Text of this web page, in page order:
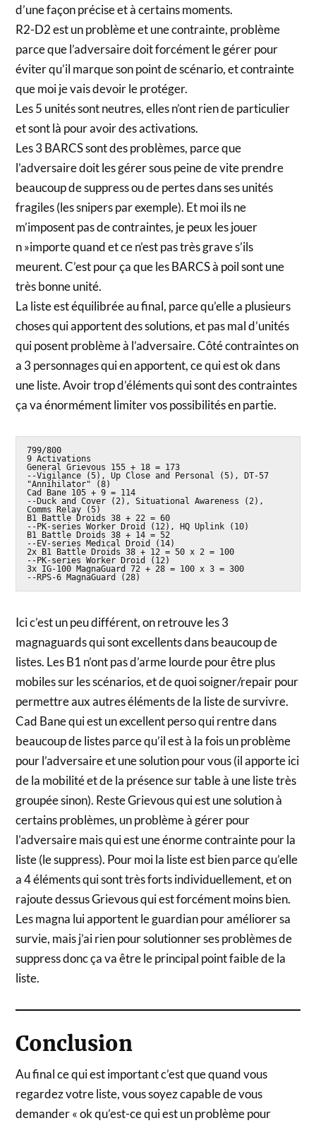
d’une façon précise et à certains moments.
R2-D2 est un problème et une contrainte, problème
parce que l’adversaire doit forcément le gérer pour
éviter qu’il marque son point de scénario, et contrainte
que moi je vais devoir le protéger.
Les 5 unités sont neutres, elles n’ont rien de particulier
et sont là pour avoir des activations.
Les 3 BARCS sont des problèmes, parce que
l’adversaire doit les gérer sous peine de vite prendre
beaucoup de suppress ou de pertes dans ses unités
fragiles (les snipers par exemple). Et moi ils ne
m’imposent pas de contraintes, je peux les jouer
n »importe quand et ce n’est pas très grave s’ils
meurent. C’est pour ça que les BARCS à poil sont une
très bonne unité.
La liste est équilibrée au final, parce qu’elle a plusieurs
choses qui apportent des solutions, et pas mal d’unités
qui posent problème à l’adversaire. Côté contraintes on
a 3 personnages qui en apportent, ce qui est ok dans
une liste. Avoir trop d’éléments qui sont des contraintes
ça va énormément limiter vos possibilités en partie.
799/800
9 Activations
General Grievous 155 + 18 = 173
--Vigilance (5), Up Close and Personal (5), DT-57
"Annihilator" (8)
Cad Bane 105 + 9 = 114
--Duck and Cover (2), Situational Awareness (2),
Comms Relay (5)
B1 Battle Droids 38 + 22 = 60
--PK-series Worker Droid (12), HQ Uplink (10)
B1 Battle Droids 38 + 14 = 52
--EV-series Medical Droid (14)
2x B1 Battle Droids 38 + 12 = 50 x 2 = 100
--PK-series Worker Droid (12)
3x IG-100 MagnaGuard 72 + 28 = 100 x 3 = 300
--RPS-6 MagnaGuard (28)
Ici c’est un peu différent, on retrouve les 3
magnaguards qui sont excellents dans beaucoup de
listes. Les B1 n’ont pas d’arme lourde pour être plus
mobiles sur les scénarios, et de quoi soigner/repair pour
permettre aux autres éléments de la liste de survivre.
Cad Bane qui est un excellent perso qui rentre dans
beaucoup de listes parce qu’il est à la fois un problème
pour l’adversaire et une solution pour vous (il apporte ici
de la mobilité et de la présence sur table à une liste très
groupée sinon). Reste Grievous qui est une solution à
certains problèmes, un problème à gérer pour
l’adversaire mais qui est une énorme contrainte pour la
liste (le suppress). Pour moi la liste est bien parce qu’elle
a 4 éléments qui sont très forts individuellement, et on
rajoute dessus Grievous qui est forcément moins bien.
Les magna lui apportent le guardian pour améliorer sa
survie, mais j’ai rien pour solutionner ses problèmes de
suppress donc ça va être le principal point faible de la
liste.
Conclusion
Au final ce qui est important c’est que quand vous
regardez votre liste, vous soyez capable de vous
demander « ok qu’est-ce qui est un problème pour